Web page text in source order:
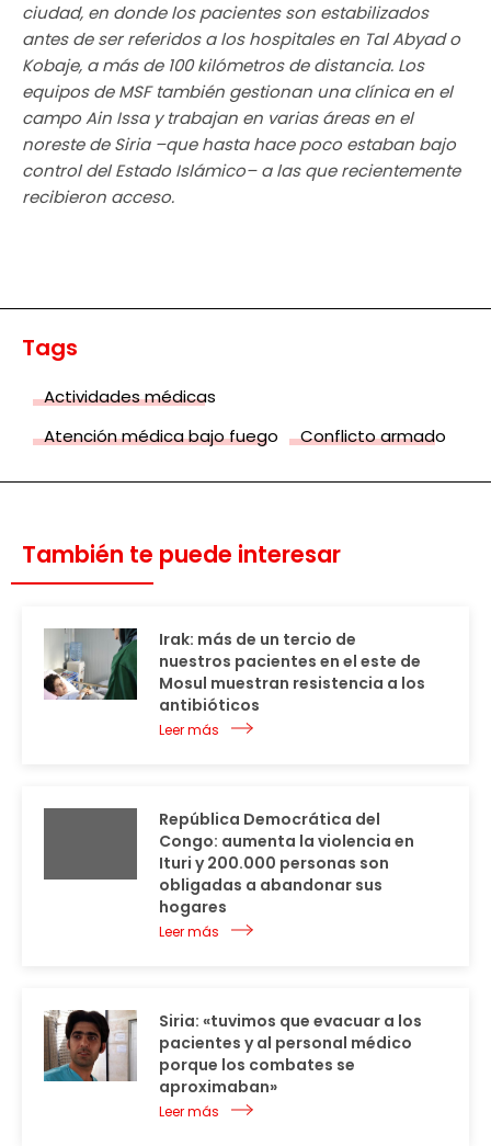
ciudad, en donde los pacientes son estabilizados
antes de ser referidos a los hospitales en Tal Abyad o
Kobaje, a más de 100 kilómetros de distancia. Los
equipos de MSF también gestionan una clínica en el
campo Ain Issa y trabajan en varias áreas en el
noreste de Siria –que hasta hace poco estaban bajo
control del Estado Islámico– a las que recientemente
recibieron acceso.
Tags
Actividades médicas
Atención médica bajo fuego
Conflicto armado
También te puede interesar
Irak: más de un tercio de
nuestros pacientes en el este de
Mosul muestran resistencia a los
antibióticos
Leer más
República Democrática del
Congo: aumenta la violencia en
Ituri y 200.000 personas son
obligadas a abandonar sus
hogares
Leer más
Siria: «tuvimos que evacuar a los
pacientes y al personal médico
porque los combates se
aproximaban»
Leer más